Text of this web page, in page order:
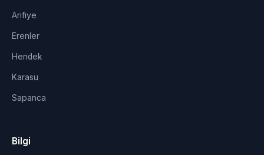
Arifiye
Erenler
Hendek
Karasu
Sapanca
Bilgi